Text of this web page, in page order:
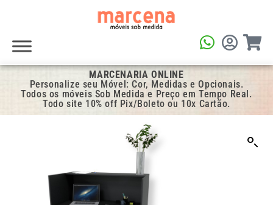
MARCENARIA ONLINE
Personalize seu Móvel: Cor, Medidas e Opcionais.
Todos os móveis Sob Medida e Preço em Tempo Real.
Todo site 10% off Pix/Boleto ou 10x Cartão.